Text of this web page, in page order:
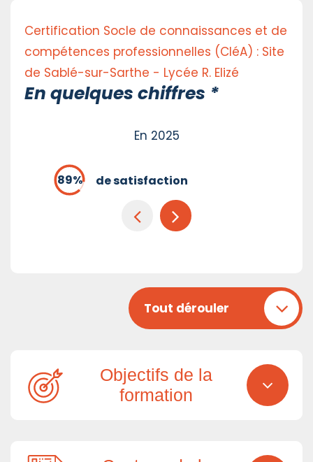
Certification Socle de connaissances et de
compétences professionnelles (CléA) : Site
de Sablé-sur-Sarthe - Lycée R. Elizé
En quelques chiffres *
En 2025
de satisfaction
Tout dérouler
Objectifs de la
formation